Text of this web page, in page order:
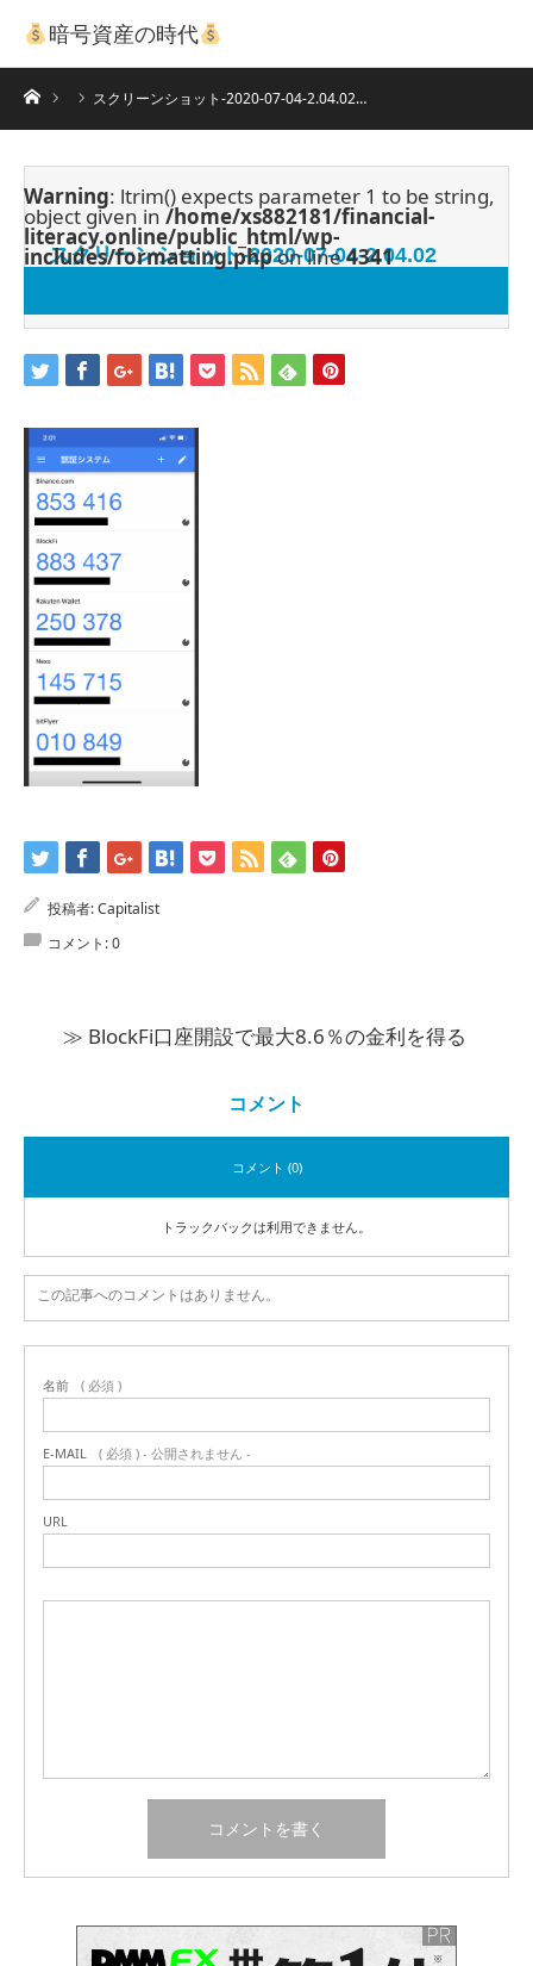
暗号資産の時代
ホーム スクリーンショット-2020-07-04-2.04.02…
Warning: ltrim() expects parameter 1 to be string,
object given in /home/xs882181/financial-
literacy.online/public_html/wp-
includes/formatting.phpon line4341
スクリーンショット-2020-07-04-2.04.02
投稿者:Capitalist
コメント:0
≫ BlockFi口座開設で最大8.6％の金利を得る
コメント
コメント (0)
トラックバックは利用できません。
この記事へのコメントはありません。
名前 ( 必須 )
E-MAIL ( 必須 ) - 公開されません -
URL